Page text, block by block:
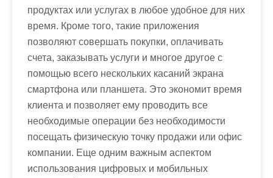
продуктах или услугах в любое удобное для них
время. Кроме того, такие приложения
позволяют совершать покупки, оплачивать
счета, заказывать услуги и многое другое с
помощью всего нескольких касаний экрана
смартфона или планшета. Это экономит время
клиента и позволяет ему проводить все
необходимые операции без необходимости
посещать физическую точку продажи или офис
компании. Еще одним важным аспектом
использования цифровых и мобильных